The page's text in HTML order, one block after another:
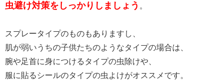
虫避け対策をしっかりしましょう
スプレータイプのものもありますし、
肌が弱いうちの子供たちのようなタイプの場合は、
腕や足首に身につけるタイプの虫除けや、
服に貼るシールのタイプの虫よけがオススメです。